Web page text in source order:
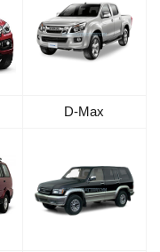
D-Max